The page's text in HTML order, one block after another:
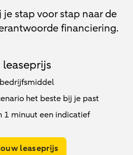
stap voor stap naar de
financiering.
het beste bij je past
1 minuut een indicatief
leaseprijs